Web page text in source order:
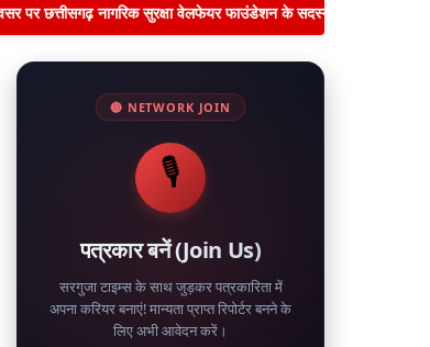
पर छत्तीसगढ़ नागरिक सुरक्षा वेलफेयर फाउंडेशन के सदस्यों द्वारा जनपद
🔴 NETWORK JOIN
🎙️
पत्रकार बनें (Join Us)
सरगुजा टाइम्स के साथ जुड़कर पत्रकारिता में
अपना करियर बनाएं! मान्यता प्राप्त रिपोर्टर बनने के
लिए अभी आवेदन करें।